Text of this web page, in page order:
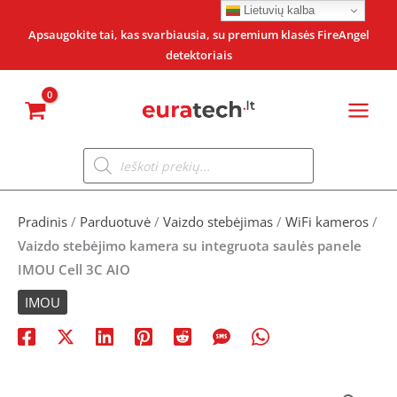
Apsaugokite tai, kas svarbiausia, su premium klasės FireAngel
detektoriais
Products
search
Pradinis / Parduotuvė / Vaizdo stebėjimas / WiFi kameros /
Vaizdo stebėjimo kamera su integruota saulės panele
IMOU Cell 3C AIO
IMOU
Lietuvių kalba